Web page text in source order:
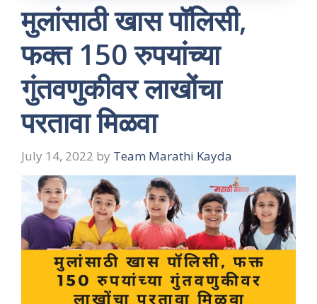
मुलांसाठी खास पॉलिसी,
फक्त 150 रुपयांच्या
गुंतवणुकीवर लाखोंचा
परतावा मिळवा
July 14, 2022 by Team Marathi Kayda